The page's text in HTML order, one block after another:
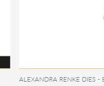
ALEXANDRA RENKE DIES -